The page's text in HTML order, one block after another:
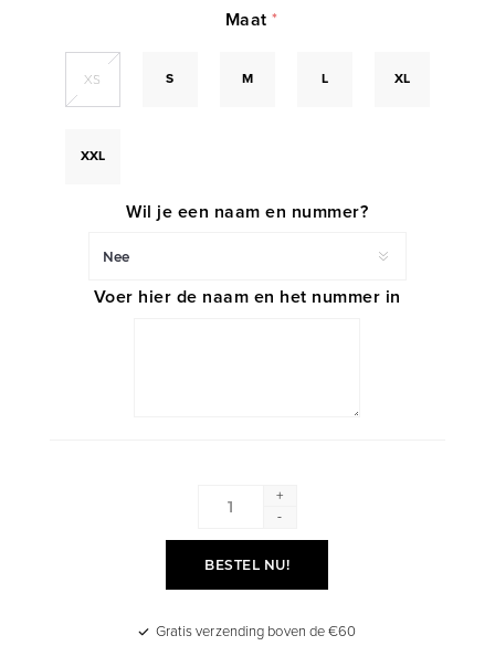
Maat*
XS S M L XL
XXL
Wil je een naam en nummer?
Voer hier de naam en het nummer in
+
-
BESTEL NU!
Gratis verzending boven de €60